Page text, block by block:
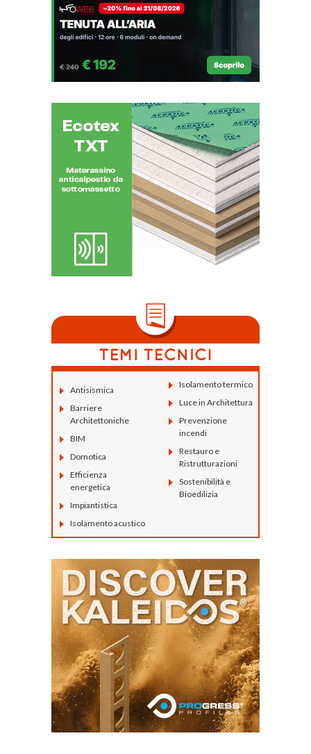
Antisismica
Barriere
Architettoniche
BIM
Domotica
Efficienza
energetica
Impiantistica
Isolamento acustico
Isolamento termico
Luce in Architettura
Prevenzione
incendi
Restauro e
Ristrutturazioni
Sostenibilità e
Bioedilizia